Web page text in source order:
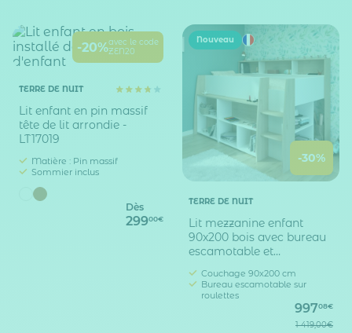
-20%avec le code
ZEN20
TERRE DE NUIT
Lit enfant en pin massif
tête de lit arrondie -
LT17019
Matière : Pin massif
Sommier inclus
Dès
29900€
Nouveau
-30%
TERRE DE NUIT
Lit mezzanine enfant
90x200 bois avec bureau
escamotable et
NuitCouchage 90x200 cm
Bureau escamotable sur
roulettes
99708€
1 419,00€